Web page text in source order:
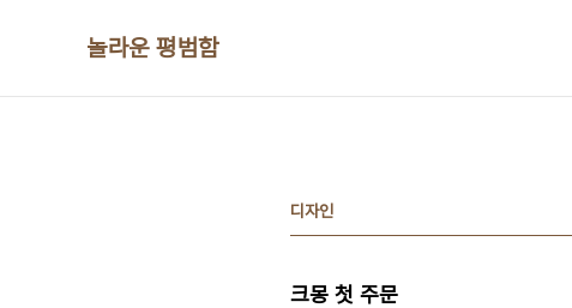
놀라운 평범함
디자인
크몽 첫 주문